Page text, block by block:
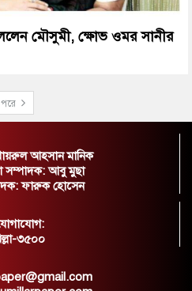
মৌসুমী, ক্ষোভ ওমর সানীর
পরে
আহসান মানিক
সম্পাদক: আবু মুছা
ফারুক হোসেন
৩৫০০